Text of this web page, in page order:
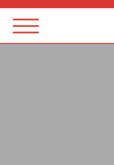
Magazine
Panneau de